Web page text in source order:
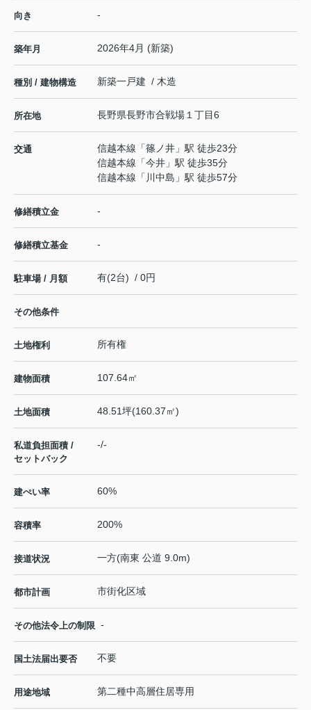
向き -
築年月 2026年4月 (新築)
種別 / 建物構造 新築一戸建 / 木造
所在地 長野県長野市合戦場 １丁目6
交通 信越本線 「篠ノ井 」駅 徒歩23分
信越本線 「今井 」駅 徒歩35分
信越本線 「 川中島 」駅 徒歩57分
修繕積立金 -
修繕積立基金 -
駐車場 / 月額 有(2台) / 0円
その他条件
土地権利 所有権
建物面積 107.64㎡
土地面積 48.51坪(160.37㎡)
私道負担面積 /
セットバック
-/-
建ぺい率 60%
容積率 200%
接道状況 一方(南東 公道 9.0m)
都市計画 市街化区域
その他法令上の制限 -
国土法届出要否 不要
用途地域 第二種中高層住居専用